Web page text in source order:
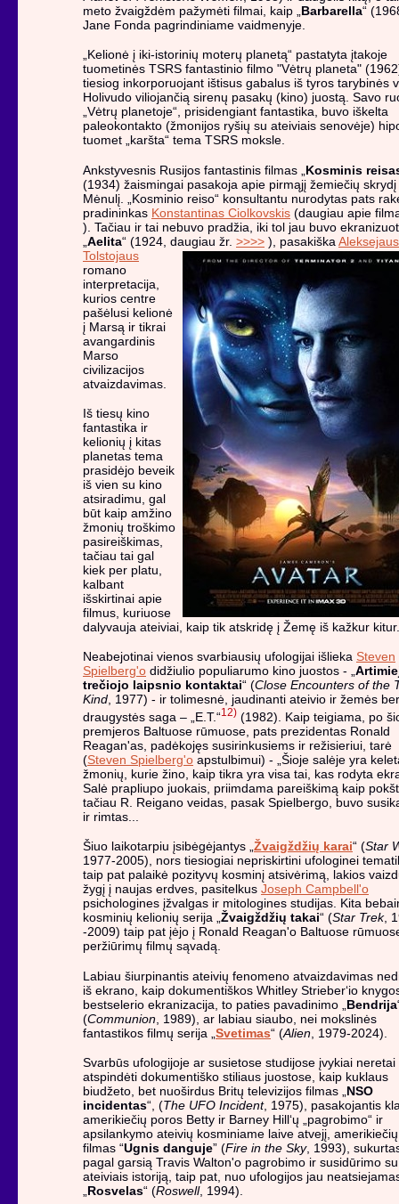
meto žvaigždėm pažymėti filmai, kaip „ Barbarella“
Jane Fonda pagrindiniame vaidmenyje.
„Kelionė į iki-istorinių moterų planetą“ pastatyta įtakoje
tuometinės TSRS fantastinio filmo "Vėtrų planeta"
tiesiog inkorporuojant ištisus gabalus iš tyros tarybinės
Holivudo viliojančią sirenų pasakų (kino) juostą. Savo
„Vėtrų planetoje“, prisidengiant fantastika, buvo iškelta
paleokontakto (žmonijos ryšių su ateiviais senovėje)
tuomet „karšta“ tema TSRS moksle.
Ankstyvesnis Rusijos fantastinis filmas „ Kosminis
(1934) žaismingai pasakoja apie pirmąjį žemiečių skrydį
Mėnulį. „Kosminio reiso“ konsultantu nurodytas pats
pradininkas Konstantinas Ciolkovskis (daugiau apie
). Tačiau ir tai nebuvo pradžia, iki tol jau buvo
Aelita“ (1924, daugiau žr. >>>> ), pasakiška Aleksejaus
Tolstojaus
romano
interpretacija,
kurios centre
pašėlusi kelionė
į Marsą ir tikrai
avangardinis
Marso
civilizacijos
atvaizdavimas.
Iš tiesų kino
fantastika ir
kelionių į kitas
planetas tema
prasidėjo beveik
iš vien su kino
atsiradimu, gal
būt kaip amžino
žmonių troškimo
pasireiškimas,
tačiau tai gal
kiek per platu,
kalbant
išskirtinai apie
filmus, kuriuose
dalyvauja ateiviai, kaip tik atskridę į Žemę iš kažkur kitur.
Neabejotinai vienos svarbiausių ufologijai išlieka Steven
Spielberg'o didžiulio populiarumo kino juostos - „
trečiojo laipsnio kontaktai“ (Close Encounters of the
Kind, 1977) - ir tolimesnė, jaudinanti ateivio ir žemės
draugystės saga – „E.T.“12) (1982). Kaip teigiama, po
premjeros Baltuose rūmuose, pats prezidentas Ronald
Reagan'as, padėkojęs susirinkusiems ir režisieriui, tarė
(Steven Spielberg'o apstulbimui) - „Šioje salėje yra
žmonių, kurie žino, kaip tikra yra visa tai, kas rodyta
Salė prapliupo juokais, priimdama pareiškimą kaip
tačiau R. Reigano veidas, pasak Spielbergo, buvo
ir rimtas...
Šiuo laikotarpiu įsibėgėjantys „Žvaigždžių karai“ (Star
1977-2005), nors tiesiogiai nepriskirtini ufologinei
taip pat palaikė pozityvų kosminį atsivėrimą, lakios
žygį į naujas erdves, pasitelkus Joseph Campbell'o
psichologines įžvalgas ir mitologines studijas. Kita
kosminių kelionių serija „Žvaigždžių takai“ (Star Trek,
-2009) taip pat įėjo į Ronald Reagan'o Baltuose
peržiūrimų filmų sąvadą.
Labiau šiurpinantis ateivių fenomeno atvaizdavimas
iš ekrano, kaip dokumentiškos Whitley Strieber‘io
bestselerio ekranizacija, to paties pavadinimo „ Bendrija
(Communion , 1989), ar labiau siaubo, nei mokslinės
fantastikos filmų serija „ Svetimas“ (Alien , 1979-2024).
Svarbūs ufologijoje ar susietose studijose įvykiai neretai
atspindėti dokumentiško stiliaus juostose, kaip kuklaus
biudžeto, bet nuoširdus Britų televizijos filmas „ NSO
incidentas“, (The UFO Incident, 1975), pasakojantis
amerikiečių poros Betty ir Barney Hill‘ų „pagrobimo“ ir
apsilankymo ateivių kosminiame laive atvejį, amerikiečių
filmas “Ugnis danguje” (Fire in the Sky, 1993),
pagal garsią Travis Walton'o pagrobimo ir susidūrimo su
ateiviais istoriją, taip pat, nuo ufologijos jau
Rosvelas“ (Roswell, 1994).